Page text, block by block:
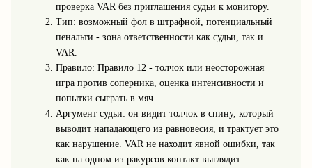
проверка VAR без приглашения судьи к монитору.
Тип: возможный фол в штрафной, потенциальный
пенальти - зона ответственности как судьи, так и
VAR.
Правило: Правило 12 - толчок или неосторожная
игра против соперника, оценка интенсивности и
попытки сыграть в мяч.
Аргумент судьи: он видит толчок в спину, который
выводит нападающего из равновесия, и трактует это
как нарушение. VAR не находит явной ошибки, так
как на одном из ракурсов контакт выглядит